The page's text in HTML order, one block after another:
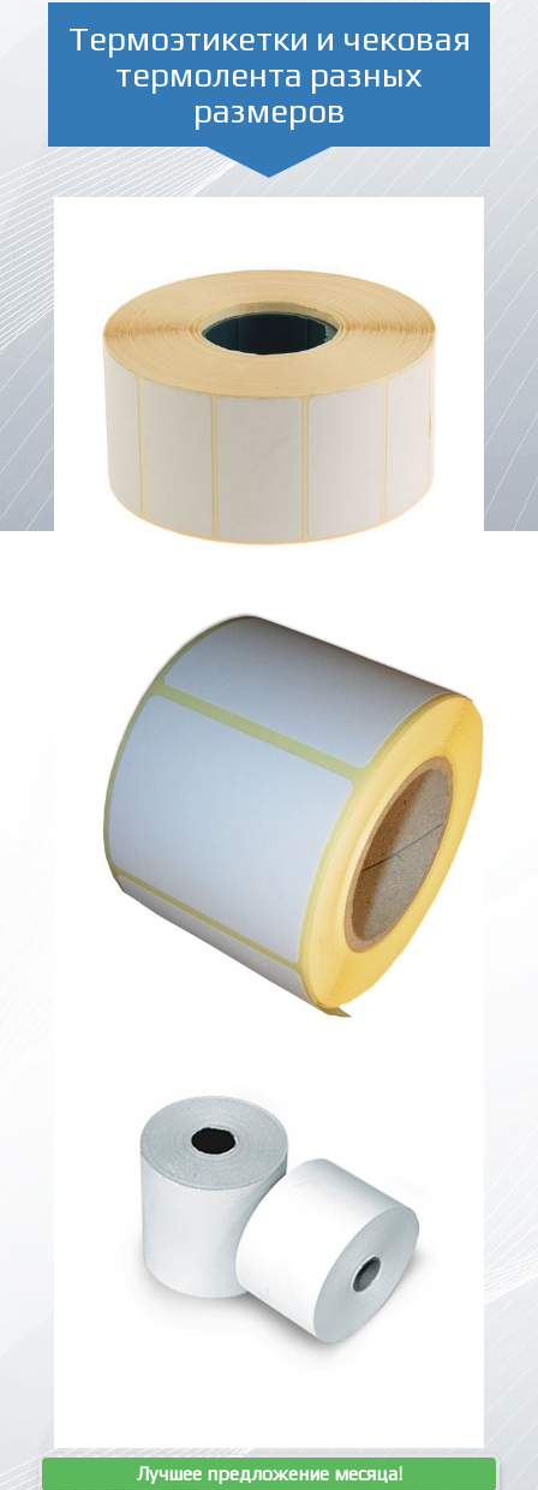
Термоэтикетки и чековая
термолента разных
размеров
Лучшее предложение месяца!